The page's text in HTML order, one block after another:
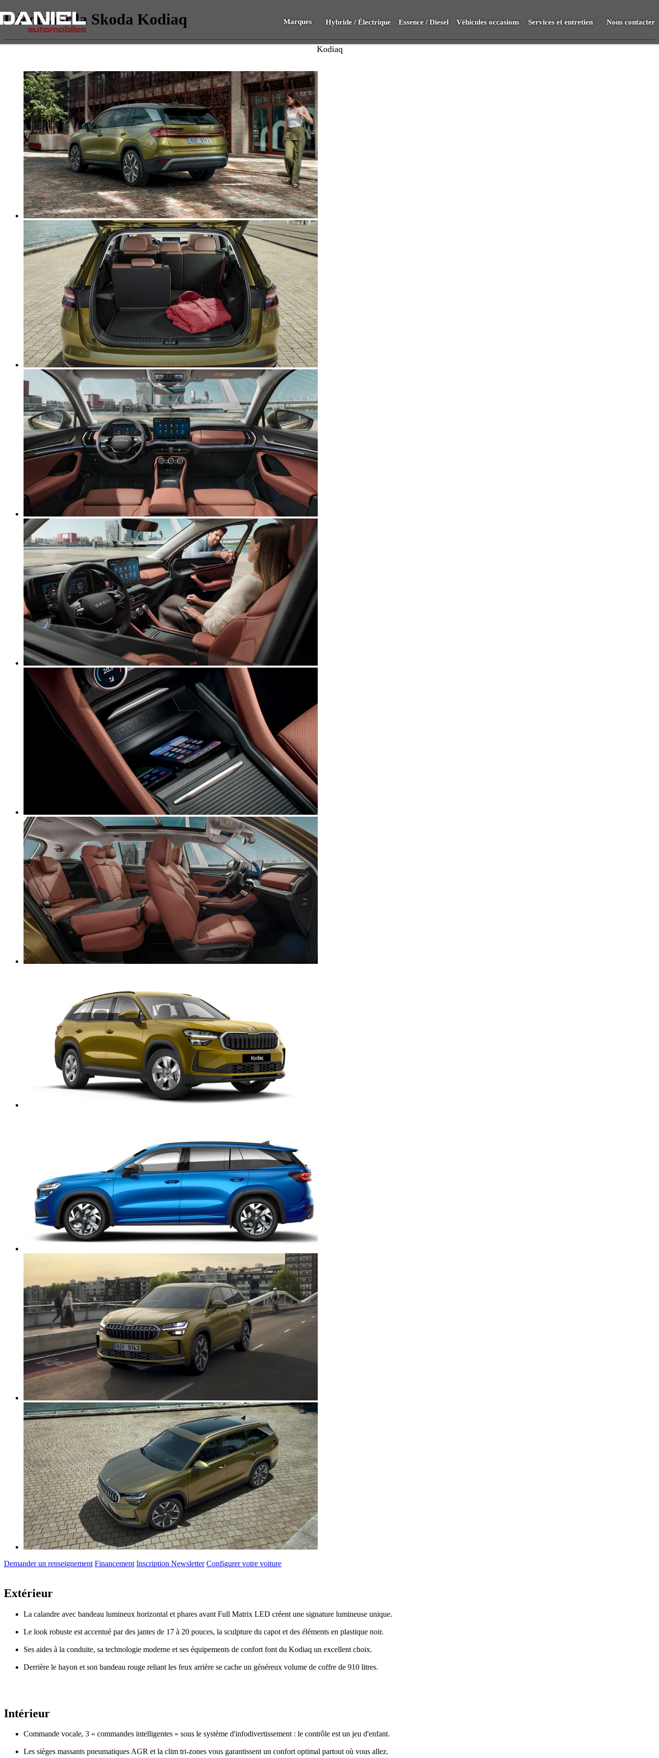
Marques Hybride / Électrique Essence / Diesel Véhicules occasions Services et entretien Nous contacter
Découvrir la Skoda Kodiaq
Kodiaq
Demander un renseignement Financement Inscription Newsletter Configurer votre voiture
Extérieur
La calandre avec bandeau lumineux horizontal et phares avant Full Matrix LED créent une signature lumineuse unique.
Le look robuste est accentué par des jantes de 17 à 20 pouces, la sculpture du capot et des éléments en plastique noir.
Ses aides à la conduite, sa technologie moderne et ses équipements de confort font du Kodiaq un excellent choix.
Derrière le hayon et son bandeau rouge reliant les feux arrière se cache un généreux volume de coffre de 910 litres.
Intérieur
Commande vocale, 3 « commandes intelligentes » sous le système d'infodivertissement : le contrôle est un jeu d'enfant.
Les sièges massants pneumatiques AGR et la clim tri-zones vous garantissent un confort optimal partout où vous allez.